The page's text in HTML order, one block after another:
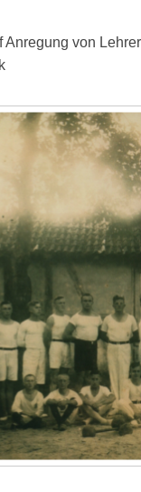
Anregung von